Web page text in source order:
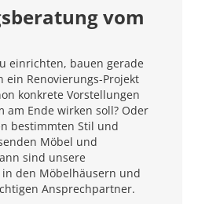
vom
einrichten, bauen gerade
ein Renovierungs-Projekt
konkrete Vorstellungen
am Ende wirken soll? Oder
bestimmten Stil und
Möbel und
sind unsere
den Möbelhäusern und
Ansprechpartner.